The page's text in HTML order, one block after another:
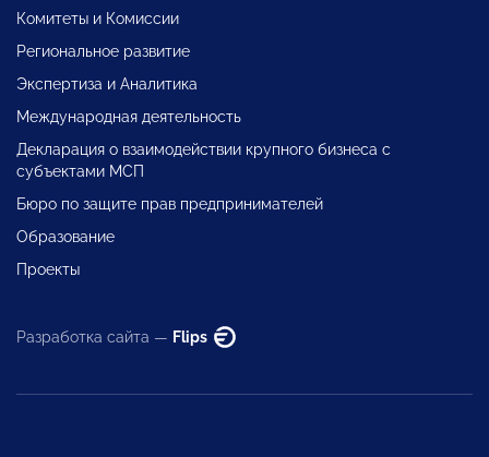
Комитеты и Комиссии
Региональное развитие
Экспертиза и Аналитика
Международная деятельность
Декларация о взаимодействии крупного бизнеса с
субъектами МСП
Бюро по защите прав предпринимателей
Образование
Проекты
Разработка сайта — Flips